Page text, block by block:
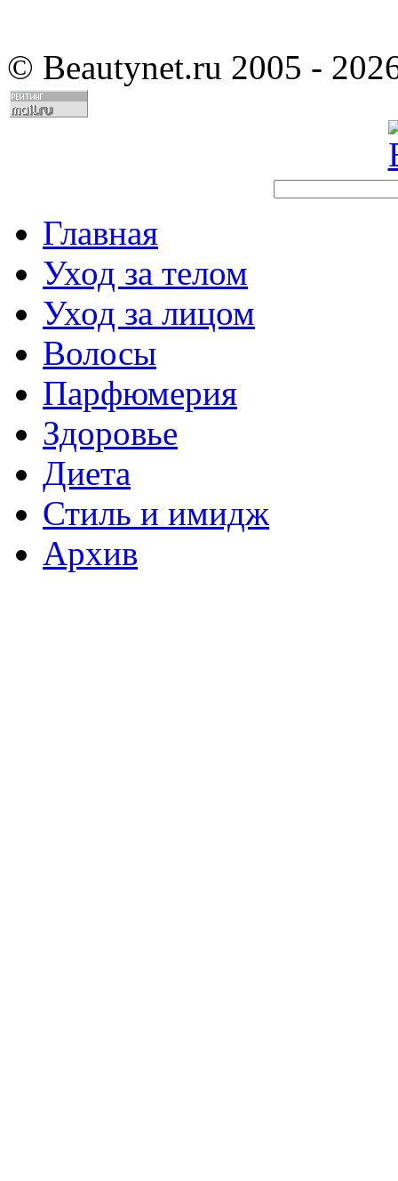
© Beautynet.ru 2005 -
Главная
Уход за телом
Уход за лицом
Волосы
Парфюмерия
Здоровье
Диета
Стиль и имидж
Архив